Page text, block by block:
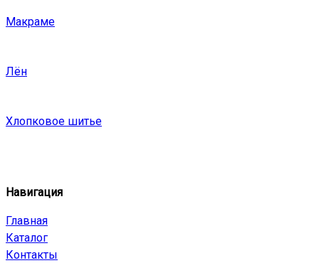
Макраме
Лён
Хлопковое шитье
Навигация
Главная
Каталог
Контакты